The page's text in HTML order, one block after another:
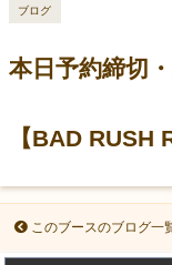
本日予約締切
【BAD RUSH
ブログ
このブースのブログ一